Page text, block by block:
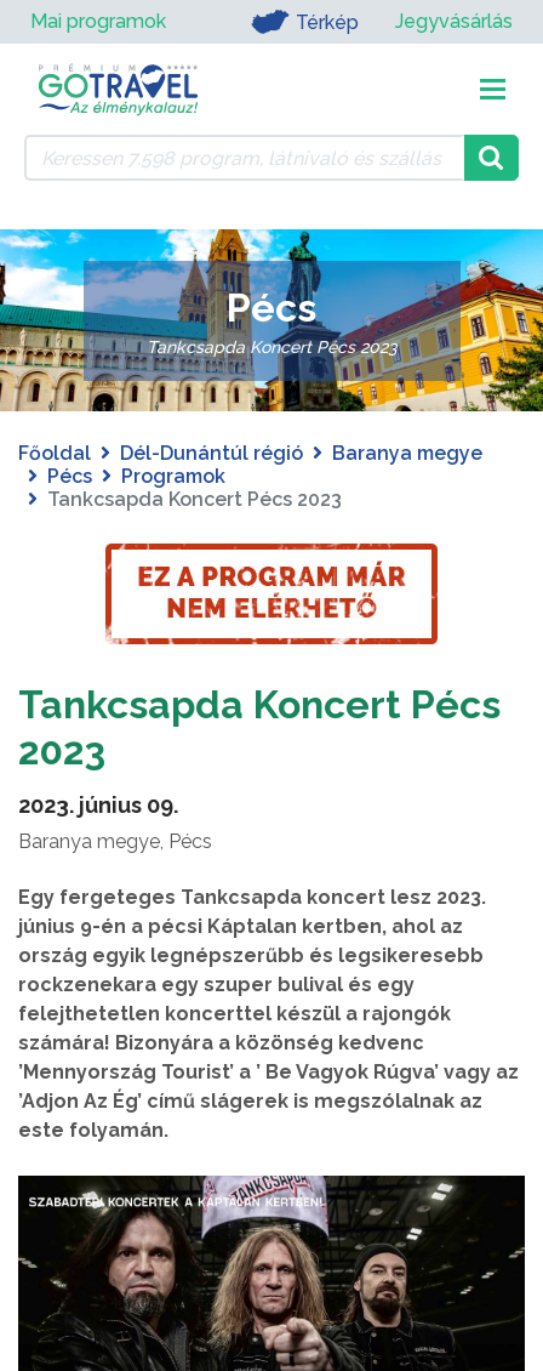
Mai programok Térkép Jegyvásárlás
Pécs
Tankcsapda Koncert Pécs 2023
Főoldal Dél-Dunántúl régió
Baranya megye
Pécs
Programok
Tankcsapda Koncert Pécs 2023
Tankcsapda Koncert Pécs
2023
2023. június 09.
Baranya megye, Pécs
Egy fergeteges Tankcsapda koncert lesz 2023.
június 9-én a pécsi Káptalan kertben, ahol az
ország egyik legnépszerűbb és legsikeresebb
rockzenekara egy szuper bulival és egy
felejthetetlen koncerttel készül a rajongók
számára! Bizonyára a közönség kedvenc
’Mennyország Tourist’ a ’ Be Vagyok Rúgva’ vagy az
’Adjon Az Ég’ című slágerek is megszólalnak az
este folyamán.